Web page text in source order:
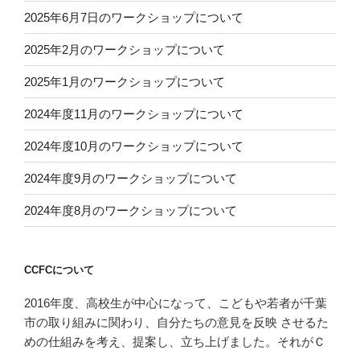
2025年6月7日のワークショップについて
2025年2月のワークショップについて
2025年1月のワークショップについて
2024年度11月のワークショップについて
2024年度10月のワークショップについて
2024年度9月のワークショップについて
2024年度8月のワークショップについて
CCFCについて
2016年度、高校生が中心になって、こどもや若者が千葉
市の取り組みに関わり、自分たちの意見を反映 させるた
めの仕組みを考え、提案し、立ち上げました。それがＣ